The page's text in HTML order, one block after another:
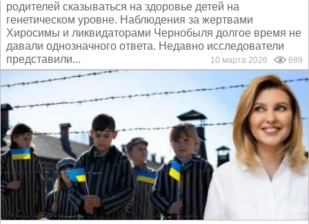
родителей сказываться на здоровье детей на
генетическом уровне. Наблюдения за жертвами
Хиросимы и ликвидаторами Чернобыля долгое время не
давали однозначного ответа. Недавно исследователи
представили...
10 марта 2026 689